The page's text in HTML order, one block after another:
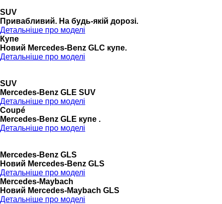
SUV
Привабливий. На будь-якій дорозі.
Детальніше про моделі
Купе
Новий Mercedes-Benz GLС купе.
Детальніше про моделі
SUV
Mercedes-Benz GLE SUV
Детальніше про моделі
Coupé
Mercedes-Benz GLE купе .
Детальніше про моделі
Mercedes-Benz GLS
Новий Mercedes-Benz GLS
Детальніше про моделі
Mercedes-Maybach
Новий Mercedes-Maybach GLS
Детальніше про моделі